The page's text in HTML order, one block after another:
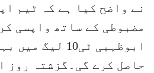
نے واضح کیا ہے کہ ٹیم
مضبوطی کے ساتھ واپسی
ابوظہبی ٹی10
حاصل کرے گی۔گزشتہ روز